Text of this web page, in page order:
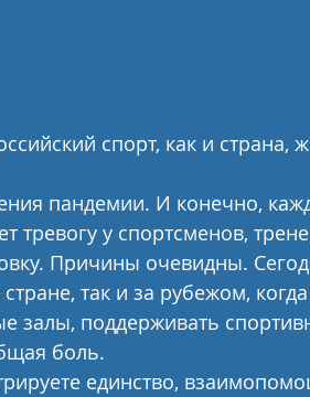
спорт, как и страна,
пандемии. И конечно,
тревогу у спортсменов,
Причины очевидны.
так и за рубежом,
залы, поддерживать
боль.
единство,